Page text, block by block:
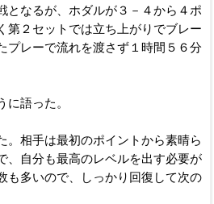
となるが、ホダルが３－４から４ポ
第２セットでは立ち上がりでブレー
プレーで流れを渡さず１時間５６分
に語った。
。相手は最初のポイントから素晴ら
、自分も最高のレベルを出す必要が
も多いので、しっかり回復して次の